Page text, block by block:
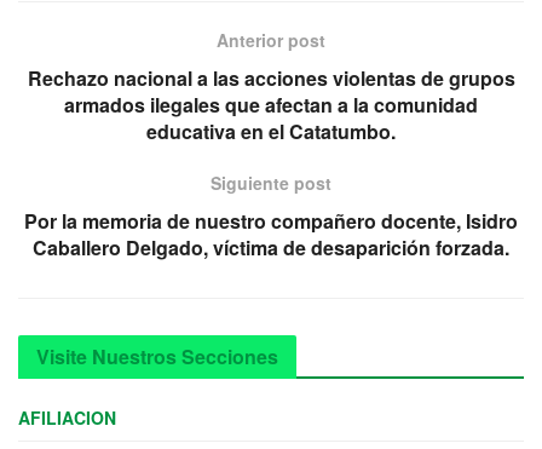
Anterior post
Rechazo nacional a las acciones violentas de grupos
armados ilegales que afectan a la comunidad
educativa en el Catatumbo.
Siguiente post
Por la memoria de nuestro compañero docente, Isidro
Caballero Delgado, víctima de desaparición forzada.
Visite Nuestros Secciones
AFILIACION